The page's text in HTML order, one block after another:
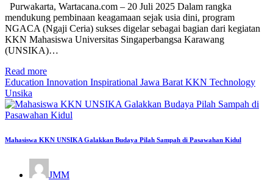
Purwakarta, Wartacana.com – 20 Juli 2025 Dalam rangka
mendukung pembinaan keagamaan sejak usia dini, program
NGACA (Ngaji Ceria) sukses digelar sebagai bagian dari kegiatan
KKN Mahasiswa Universitas Singaperbangsa Karawang
(UNSIKA)…
Read more
Education Innovation Inspirational Jawa Barat KKN Technology
Unsika
Mahasiswa KKN UNSIKA Galakkan Budaya Pilah Sampah di Pasawahan Kidul
JMM